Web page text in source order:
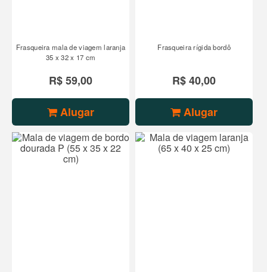
Frasqueira mala de viagem laranja
35 x 32 x 17 cm
R$ 59,00
Alugar
Frasqueira rígida bordô
R$ 40,00
Alugar